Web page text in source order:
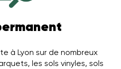
à Lyon sur de nombreux
les sols vinyles, sols